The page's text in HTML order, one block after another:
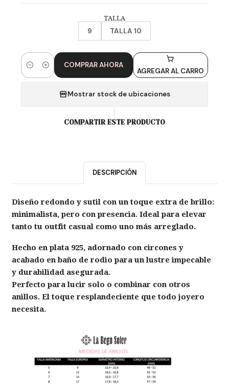
TALLA
9 TALLA 10
Cantidad AGREGAR AL CARRO
COMPRAR AHORA
Mostrar stock de ubicaciones
COMPARTIR ESTE PRODUCTO
DESCRIPCIÓN
Diseño redondo y sutil con un toque extra de brillo:
minimalista, pero con presencia. Ideal para elevar
tanto tu outfit casual como uno más arreglado.
Hecho en plata 925, adornado con circones y
acabado en baño de rodio para un lustre impecable
y durabilidad asegurada.
Perfecto para lucir solo o combinar con otros
anillos. El toque resplandeciente que todo joyero
necesita.